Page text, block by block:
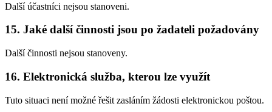
Další účastníci nejsou stanoveni.
15. Jaké další činnosti jsou po žadateli požadovány
Další činnosti nejsou stanoveny.
16. Elektronická služba, kterou lze využít
Tuto situaci není možné řešit zasláním žádosti elektronickou poštou.